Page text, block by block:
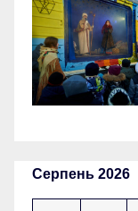
Серпень 2026